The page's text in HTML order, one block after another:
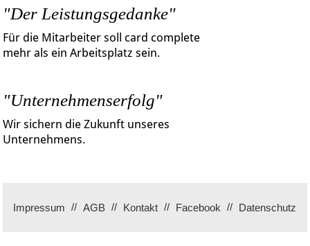
"Der Leistungsgedanke"
Für die Mitarbeiter soll card complete
mehr als ein Arbeitsplatz sein.
"Unternehmenserfolg"
Wir sichern die Zukunft unseres
Unternehmens.
Impressum AGB Kontakt Facebook Datenschutz